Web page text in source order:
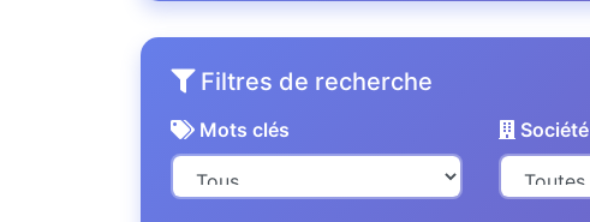
Filtres de recherche
Mots clés Société